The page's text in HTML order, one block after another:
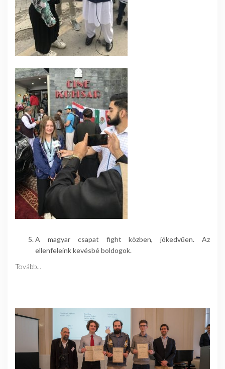
A magyar csapat fight közben, jókedvűen. Az
ellenfeleink kevésbé boldogok.
Tovább...